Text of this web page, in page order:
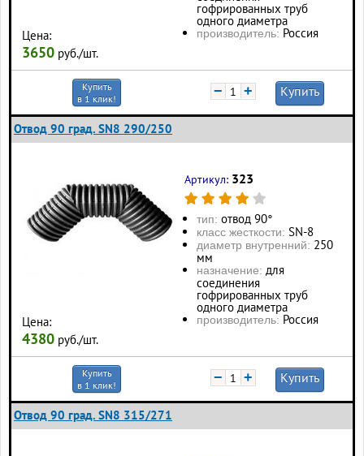
Цена:
3650 руб./шт.
гофрированных труб
одного диаметра
производитель: Россия
Купить
в 1 клик!
− + Купить
Отвод 90 град. SN8 290/250
Цена:
4380 руб./шт.
Артикул: 323
тип: отвод 90°
класс жесткости: SN-8
диаметр внутренний: 250
мм
назначение: для
соединения
гофрированных труб
одного диаметра
производитель: Россия
Купить
в 1 клик!
− + Купить
Отвод 90 град. SN8 315/271